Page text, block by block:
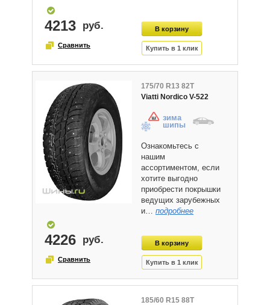
4213
175/70 R13 82T
Viatti Nordico V-522
зима
шипы
Ознакомьтесь с
нашим
ассортиментом, если
хотите выгодно
приобрести покрышки
ведущих зарубежных
и… подробнее
4226
185/60 R15 88T